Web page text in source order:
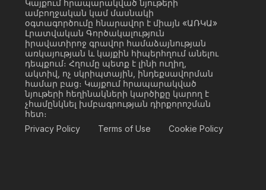
Կայքում հրապարակված նյութերի
ամբողջական կամ մասնակի
օգտագործումը հնարավոր է միայն «ԱՌԿԱ»
Լրատվական Գործակալություն
իրավատիրոջ գրավոր համաձայնության
առկայության և կայքին հիպերհղում անելու
դեպքում։ Հղումը պետք է լինի ուղիղ,
ակտիվ, ոչ սկրիպտային, ինդեքսավորման
համար բաց։ Կայքում հրապարակված
նյութերի հեղինակների կարծիքը կարող է
չհամընկնել խմբագրության դիրքորոշման
հետ։
Privacy Policy
Terms of Use Cookie Policy